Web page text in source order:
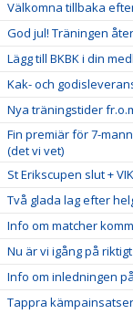
Välkomna tillbaka
God jul! Träningen
Lägg till BKBK i din
Kak- och
Nya träningstider
Fin premiär för 7-
(det vi vet)
St Erikscupen slut +
Två glada lag efter
Info om matcher
Nu är vi igång på
Info om inledningen
Tappra